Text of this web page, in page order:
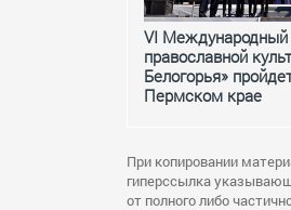
VI Международный
православной
Белогорья»
Пермском крае
При копировании
гиперссылка
от полного либо